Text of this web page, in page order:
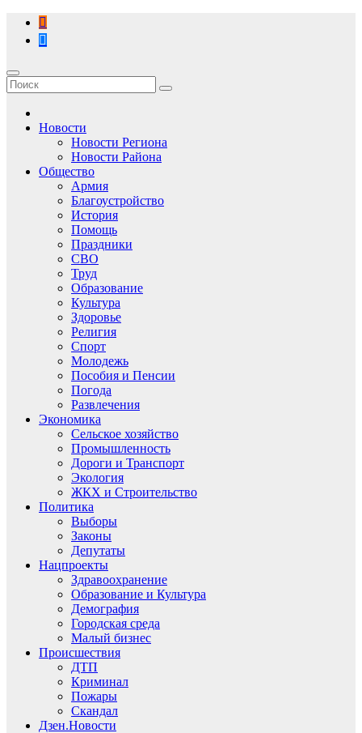
Перейти
содержимому
Новости
Новости Региона
Новости Района
Общество
Армия
Благоустройство
История
Помощь
Праздники
СВО
Труд
Образование
Культура
Здоровье
Религия
Спорт
Молодежь
Пособия и Пенсии
Погода
Развлечения
Экономика
Сельское хозяйство
Промышленность
Дороги и Транспорт
Экология
ЖКХ и Строительство
Политика
Выборы
Законы
Депутаты
Нацпроекты
Здравоохранение
Образование и Культура
Демография
Городская среда
Малый бизнес
Происшествия
ДТП
Криминал
Пожары
Скандал
Дзен.Новости